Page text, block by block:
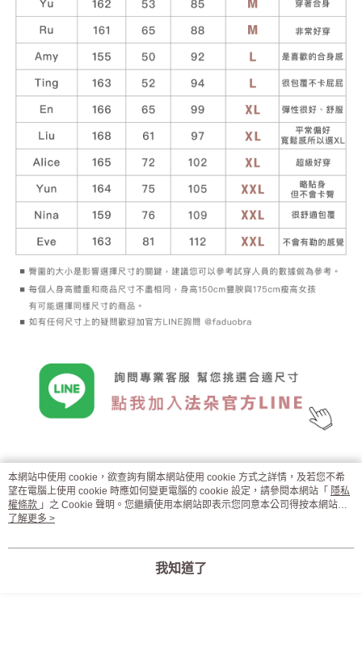
本網站中使用 cookie，欲查詢有關本網站使用 cookie 方式之詳情，及若您不希
望在電腦上使用 cookie 時應如何變更電腦的 cookie 設定，請參閱本網站「 隱私
權條款 」之 Cookie 聲明。您繼續使用本網站即表示您同意本公司得按本網站使
用條款之 Cookie 聲明使用 cookie。
了解更多 >
我知道了